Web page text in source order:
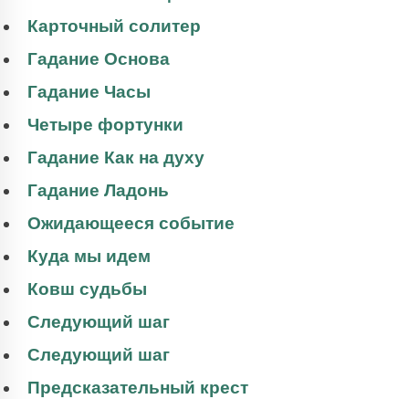
Карточный солитер
Гадание Основа
Гадание Часы
Четыре фортунки
Гадание Как на духу
Гадание Ладонь
Ожидающееся событие
Куда мы идем
Ковш судьбы
Следующий шаг
Следующий шаг
Предсказательный крест